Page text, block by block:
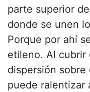
parte superior
donde se unen
Porque por ahí
etileno. Al cubrir
dispersión
puede ralentizar